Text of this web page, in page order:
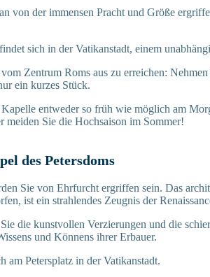
von der immensen Pracht und Größe
sich in der Vatikanstadt, einem
Zentrum Roms aus zu erreichen:
ein kurzes Stück.
entweder so früh wie möglich am
meiden Sie die Hochsaison im Sommer!
des Petersdoms
Sie von Ehrfurcht ergriffen sein. Das
ist ein strahlendes Zeugnis der
die kunstvollen Verzierungen und die
und Könnens ihrer Erbauer.
am Petersplatz in der Vatikanstadt.